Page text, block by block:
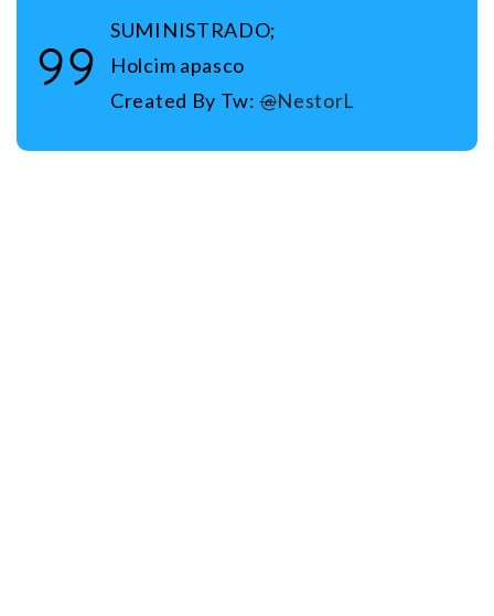
SUMINISTRADO;
Holcim apasco
Created By Tw:@NestorL